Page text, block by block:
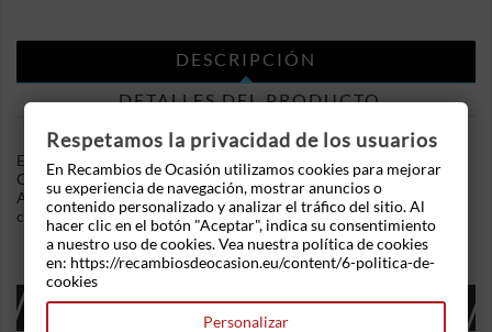
DESCRIPCIÓN
DETALLES DEL PRODUCTO
En Recambios de Ocasion disponemos de Filtro de Aire MANN
C1833 para Ford Fiesta 1 .Referencia Interna: 14170003.
Ademas, disponemos de mas recambios, si tiene cualquier duda
consultenos.
16 OTROS PRODUCTOS EN LA MISMA
CATEGORÍA:
Respetamos la privacidad de los usuarios
En Recambios de Ocasión utilizamos cookies para mejorar
su experiencia de navegación, mostrar anuncios o
contenido personalizado y analizar el tráfico del sitio. Al
hacer clic en el botón "Aceptar", indica su consentimiento
a nuestro uso de cookies. Vea nuestra política de cookies
en: https://recambiosdeocasion.eu/content/6-politica-de-
cookies
Personalizar